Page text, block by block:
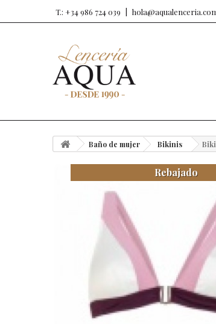
T.: +34 986 724 039
Baño de mujer Bikinis
Rebajado